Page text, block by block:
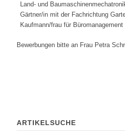
Land- und
Gärtner/in mit der Fachrichtung
Kaufmann/frau für Büromanagement
Bewerbungen bitte an Frau Petra
ARTIKELSUCHE